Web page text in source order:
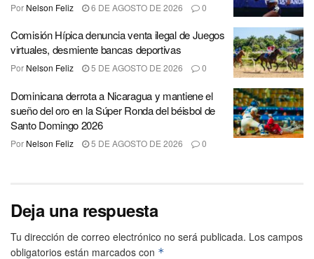
Por Nelson Feliz 6 DE AGOSTO DE 2026 0
Comisión Hípica denuncia venta ilegal de Juegos
virtuales, desmiente bancas deportivas
Por Nelson Feliz 5 DE AGOSTO DE 2026 0
Dominicana derrota a Nicaragua y mantiene el
sueño del oro en la Súper Ronda del béisbol de
Santo Domingo 2026
Por Nelson Feliz 5 DE AGOSTO DE 2026 0
Deja una respuesta
Tu dirección de correo electrónico no será publicada. Los campos
obligatorios están marcados con *